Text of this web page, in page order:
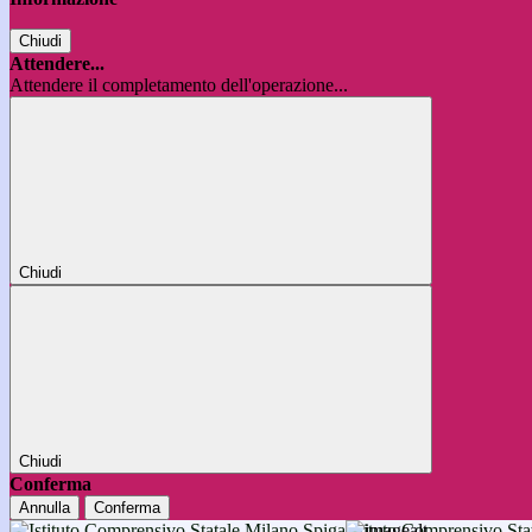
Chiudi
Attendere...
Attendere il completamento dell'operazione...
Chiudi
Chiudi
Conferma
Annulla Conferma